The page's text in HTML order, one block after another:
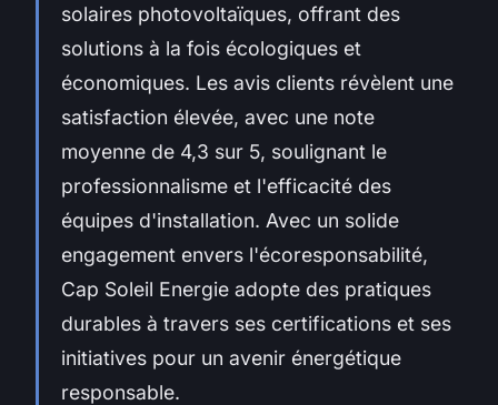
solaires photovoltaïques, offrant des
solutions à la fois écologiques et
économiques. Les avis clients révèlent une
satisfaction élevée, avec une note
moyenne de 4,3 sur 5, soulignant le
professionnalisme et l'efficacité des
équipes d'installation. Avec un solide
engagement envers l'écoresponsabilité,
Cap Soleil Energie adopte des pratiques
durables à travers ses certifications et ses
initiatives pour un avenir énergétique
responsable.